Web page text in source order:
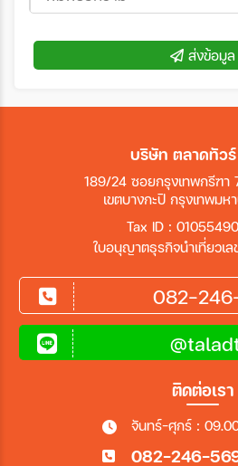
ส่งข้อมูล
บริษัท ตลาดทัว
189/24 ซอยกรุงเทพกรีฑา
เขตบางกะปิ กรุงเทพมห
Tax ID :
ใบอนุญาตธุรกิจนำเที่ยวเล
082-
ติดต่อเรา
จันทร์-ศุกร์ :
082-246-